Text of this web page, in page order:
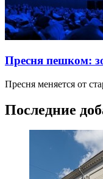
Пресня пешком:
Пресня меняется от
Последние